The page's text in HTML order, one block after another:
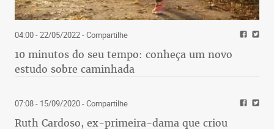
04:00 - 22/05/2022- Compartilhe
10 minutos do seu tempo: conheça um novo
estudo sobre caminhada
07:08 - 15/09/2020- Compartilhe
Ruth Cardoso, ex-primeira-dama que criou